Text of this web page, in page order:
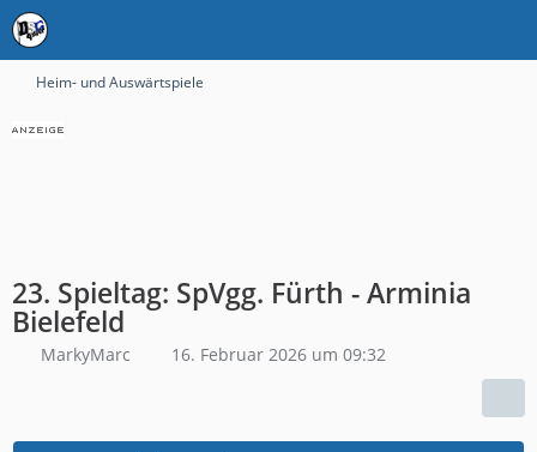
Heim- und Auswärtspiele
23. Spieltag: SpVgg. Fürth - Arminia
Bielefeld
MarkyMarc 16. Februar 2026 um 09:32